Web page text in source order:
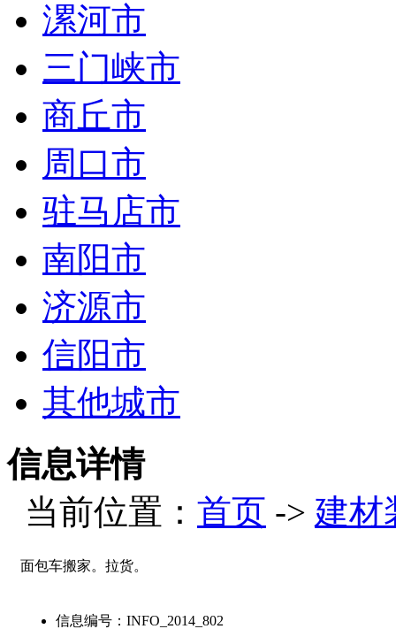
漯河市
三门峡市
商丘市
周口市
驻马店市
南阳市
济源市
信阳市
其他城市
信息详情
当前位置： 首页 -> 建材
面包车搬家。拉货。
信息编号： INFO_2014_802